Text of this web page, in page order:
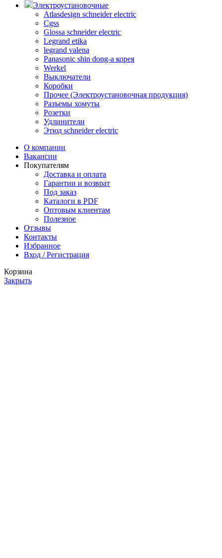
Электроустановочные
Atlasdesign schneider electric
Cgss
Glossa schneider electric
Legrand etika
legrand valena
Panasonic shin dong-a корея
Werkel
Выключатели
Коробки
Прочее (Электроустановочная продукция)
Разъемы хомуты
Розетки
Удлинители
Этюд schneider electric
О компании
Вакансии
Покупателям
Доставка и оплата
Гарантии и возврат
Под заказ
Каталоги в PDF
Оптовым клиентам
Полезное
Отзывы
Контакты
Избранное
Вход / Регистрация
Корзина
Закрыть